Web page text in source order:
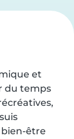
et
du temps
être